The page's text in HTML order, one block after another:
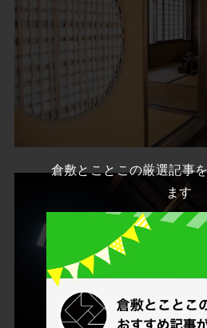
倉敷とことこの厳選記事
ます